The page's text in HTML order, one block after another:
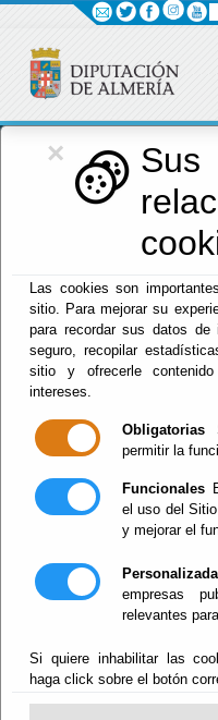
×
Las cookies son
sitio. Para mejorar su
para recordar sus datos
seguro, recopilar
sitio y ofrecerle
intereses.
Obligatorias
permitir la
Funcionales
el uso del
y mejorar el
empresas
relevantes
Si quiere inhabilitar las
haga click sobre el botón
Diputación
Bajo las sigas
encuentra la
Web Consortium en
buenas prácticas
asegurar la
Las pautas que
Accessibility
de su aplicación más
web. El propio W3C
términos:“Aquellos
los problemas de